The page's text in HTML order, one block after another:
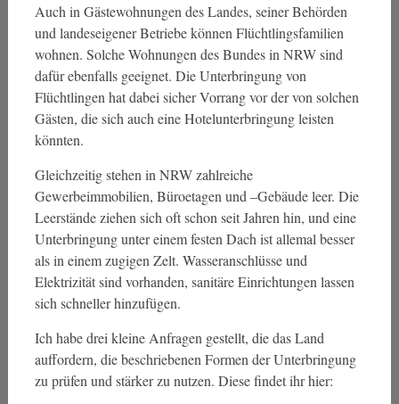
Auch in Gästewohnungen des Landes, seiner Behörden
und landeseigener Betriebe können Flüchtlingsfamilien
wohnen. Solche Wohnungen des Bundes in NRW sind
dafür ebenfalls geeignet. Die Unterbringung von
Flüchtlingen hat dabei sicher Vorrang vor der von solchen
Gästen, die sich auch eine Hotelunterbringung leisten
könnten.
Gleichzeitig stehen in NRW zahlreiche
Gewerbeimmobilien, Büroetagen und –Gebäude leer. Die
Leerstände ziehen sich oft schon seit Jahren hin, und eine
Unterbringung unter einem festen Dach ist allemal besser
als in einem zugigen Zelt. Wasseranschlüsse und
Elektrizität sind vorhanden, sanitäre Einrichtungen lassen
sich schneller hinzufügen.
Ich habe drei kleine Anfragen gestellt, die das Land
auffordern, die beschriebenen Formen der Unterbringung
zu prüfen und stärker zu nutzen. Diese findet ihr hier: